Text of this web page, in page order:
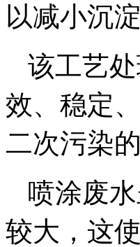
以减小沉
该工艺
效、稳定
二次污染的
喷涂废
较大，这